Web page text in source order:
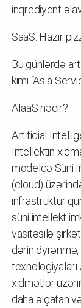
inqrediyent
SaaS: Hazır
Bu günlərdə
kimi “As a
AIaaS nədir?
Artificial
İntellektin
modeldə Süni
(cloud)
infrastruktur
süni intellekt
vasitəsilə
dərin
texnologiyaları
xidmətlər
daha əlçatan